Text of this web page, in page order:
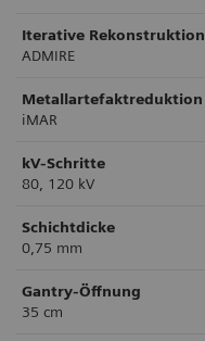
Iterative Rekonstruktion
ADMIRE
Metallartefaktreduktion
iMAR
kV-Schritte
80, 120 kV
Schichtdicke
0,75 mm
Gantry-Öffnung
35 cm